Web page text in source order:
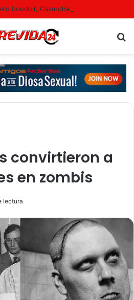
boudoir, Casandra de Colombia
convirtieron a
en zombis
lectura